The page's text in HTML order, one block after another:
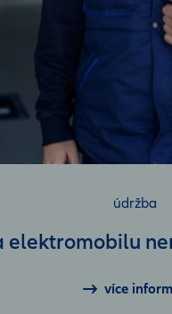
údržba
elektromobilu
více